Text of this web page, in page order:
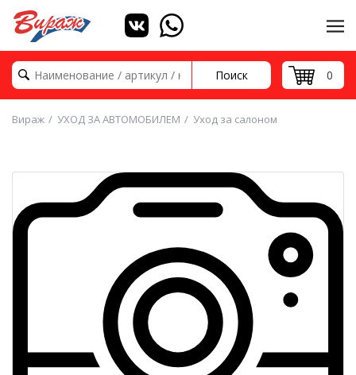
Поиск 0
Вираж УХОД ЗА АВТОМОБИЛЕМ Уход за салоном